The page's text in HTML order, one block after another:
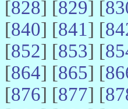
[828] [829] [
[840] [841] [
[852] [853] [
[864] [865] [
[876] [877] [